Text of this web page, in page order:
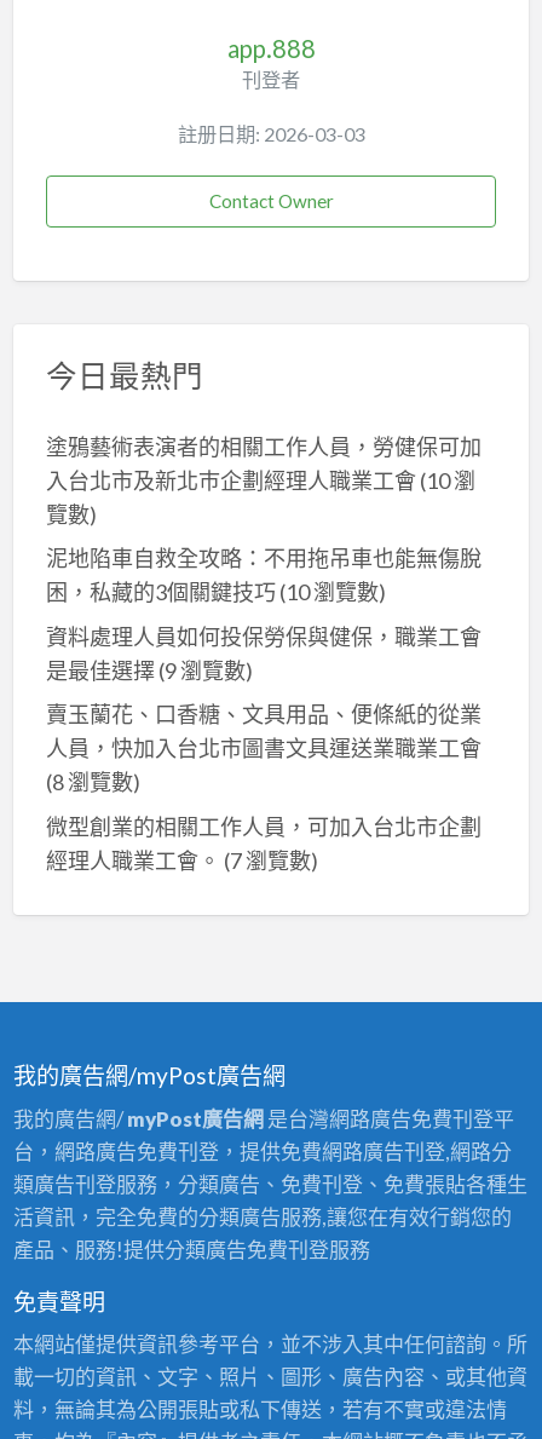
app.888
刊登者
註册日期: 2026-03-03
Contact Owner
今日最熱門
塗鴉藝術表演者的相關工作人員，勞健保可加
入台北市及新北巿企劃經理人職業工會 (10 瀏
覽數)
泥地陷車自救全攻略：不用拖吊車也能無傷脫
困，私藏的3個關鍵技巧(10 瀏覽數)
資料處理人員如何投保勞保與健保，職業工會
是最佳選擇(9 瀏覽數)
賣玉蘭花、口香糖、文具用品、便條紙的從業
人員，快加入台北市圖書文具運送業職業工會
(8 瀏覽數)
微型創業的相關工作人員，可加入台北市企劃
經理人職業工會。 (7 瀏覽數)
我的廣告網/myPost廣告網
我的廣告網/myPost廣告網是台灣網路廣告免費刊登平
台，網路廣告免費刊登，提供免費網路廣告刊登,網路分
類廣告刊登服務，分類廣告、免費刊登、免費張貼各種生
活資訊，完全免費的分類廣告服務,讓您在有效行銷您的
產品、服務!提供分類廣告免費刊登服務
免責聲明
本網站僅提供資訊參考平台，並不涉入其中任何諮詢。所
載一切的資訊、文字、照片、圖形、廣告內容、或其他資
料，無論其為公開張貼或私下傳送，若有不實或違法情